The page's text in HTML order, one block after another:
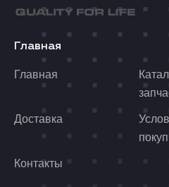
Главная
Главная
Доставка
Контакты